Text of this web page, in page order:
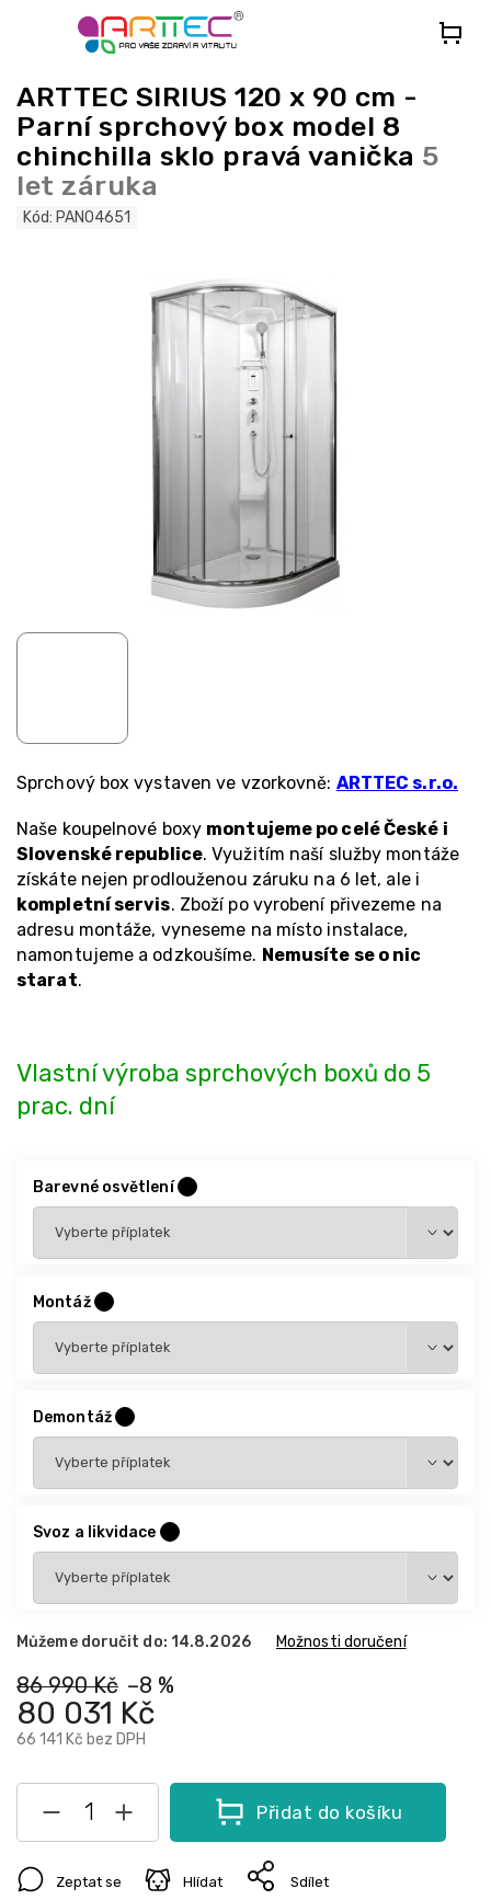
ARTTEC SIRIUS 120 x 90 cm -
Parní sprchový box model 8
chinchilla sklo pravá vanička 5
let záruka
Kód: PAN04651
86 990 Kč –8 %
80 031 Kč
66 141 Kč bez DPH
Vlastní výroba sprchových boxů do 5
prac. dní
Barevné osvětlení
Montáž
Demontáž
Svoz a likvidace
Můžeme doručit do: 14.8.2026 Možnosti doručení
Přidat do košíku
Sprchový box vystaven ve vzorkovně: ARTTEC s.r.o.
Naše koupelnové boxy montujeme po celé České i
Slovenské republice. Využitím naší služby montáže
získáte nejen prodlouženou záruku na 6 let, ale i
kompletní servis. Zboží po vyrobení přivezeme na
adresu montáže, vyneseme na místo instalace,
namontujeme a odzkoušíme. Nemusíte se o nic
starat.
Zeptat se Hlídat Sdílet